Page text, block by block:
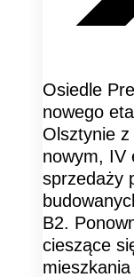
Osiedle
nowego
Olsztynie
nowym, IV
sprzedaży
B2.
cieszące